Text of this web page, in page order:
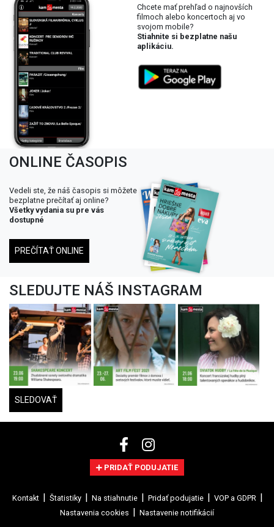
Chcete mať prehľad o najnovších
filmoch alebo koncertoch aj vo
svojom mobile?
Stiahnite si bezplatne našu
aplikáciu.
ONLINE ČASOPIS
Vedeli ste, že náš časopis si môžete
bezplatne prečítať aj online?
Všetky vydania su pre vás
dostupné
PREČÍTAŤ ONLINE
SLEDUJTE NÁŠ INSTAGRAM
SLEDOVAŤ
PRIDAŤ PODUJATIE
Kontakt Štatistiky Na stiahnutie Pridať podujatie
VOP a GDPR
Nastavenia cookies
Nastavenie notifikácií